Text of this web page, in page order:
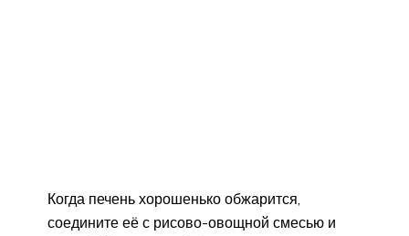
Когда печень хорошенько обжарится,
соедините её с рисово-овощной смесью и